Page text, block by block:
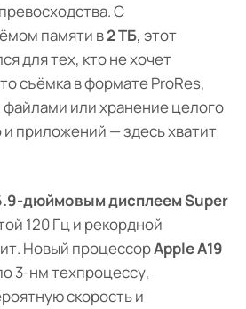
С
памяти в2 ТБ, этот
для тех, кто не хочет
съёмка в формате ProRes,
или хранение целого
приложений — здесь хватит
дюймовым дисплеем Super
120 Гц и рекордной
Новый процессорApple A19
3-нм техпроцессу,
скорость и